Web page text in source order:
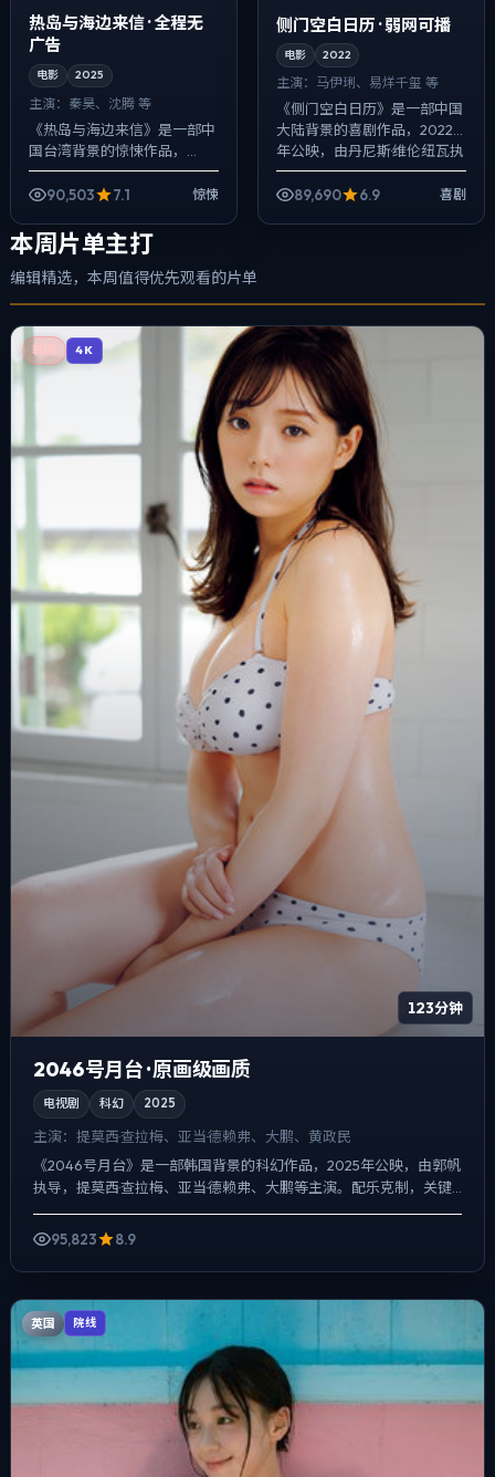
热岛与海边来信 · 全程无
广告
电影 2025
主演： 秦昊、沈腾 等
《热岛与海边来信》是一部中
国台湾背景的惊悚作品，
2025年公映，由杜琪峰执
导，秦昊、沈腾、马伊琍等主
以环境声托情绪，冲...
90,503 7.1 惊悚
侧门空白日历 · 弱网可播
电影 2022
主演： 马伊琍、易烊千玺 等
《侧门空白日历》是一部中国
大陆背景的喜剧作品，2022
年公映，由丹尼斯·维伦纽瓦执
导，马伊琍、易烊千玺、梁朝
伟等主演。影像偏纪实质感，
89,690 6.9 喜剧
本周片单主打
编辑精选，本周值得优先观看的片单
韩国 4K
123分钟
2046号月台 · 原画级画质
电视剧 科幻 2025
主演： 提莫西·查拉梅、亚当·德赖弗、大鹏、黄政民
《2046号月台》是一部韩国背景的科幻作品，2025年公映，由郭帆
执导，提莫西·查拉梅、亚当·德赖弗、大鹏等主演。配乐克制，关键
95,823
8.9
英国 院线